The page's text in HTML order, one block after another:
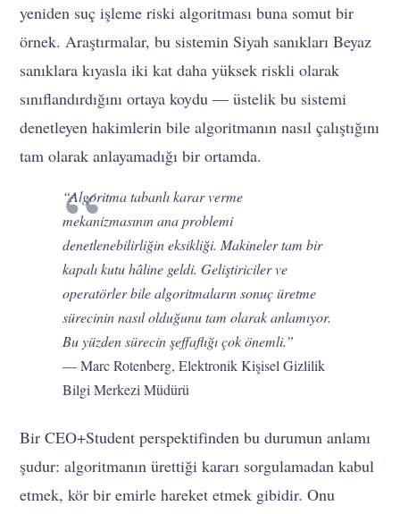
yeniden suç işleme riski algoritması buna somut bir
örnek. Araştırmalar, bu sistemin Siyah sanıkları Beyaz
sanıklara kıyasla iki kat daha yüksek riskli olarak
sınıflandırdığını ortaya koydu — üstelik bu sistemi
denetleyen hakimlerin bile algoritmanın nasıl çalıştığını
tam olarak anlayamadığı bir ortamda.
“Algoritma tabanlı karar verme
mekanizmasının ana problemi
denetlenebilirliğin eksikliği. Makineler tam bir
kapalı kutu hâline geldi. Geliştiriciler ve
operatörler bile algoritmaların sonuç üretme
sürecinin nasıl olduğunu tam olarak anlamıyor.
Bu yüzden sürecin şeffaflığı çok önemli.”
— Marc Rotenberg, Elektronik Kişisel Gizlilik
Bilgi Merkezi Müdürü
Bir CEO+Student perspektifinden bu durumun anlamı
şudur: algoritmanın ürettiği kararı sorgulamadan kabul
etmek, kör bir emirle hareket etmek gibidir. Onu